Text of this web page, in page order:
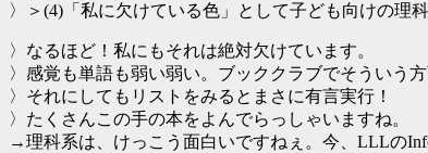
〉＞(4)「私に欠けている色」として子ども向けの理
〉なるほど！私にもそれは絶対欠けています。
〉感覚も単語も弱い弱い。ブッククラブでそういう
〉それにしてもリストをみるとまさに有言実行！
〉たくさんこの手の本をよんでらっしゃいますね。
→理科系は、けっこう面白いですねぇ。今、LLLの